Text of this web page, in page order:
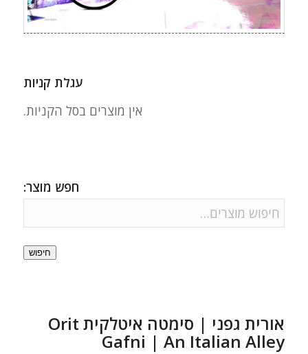
עגלת קניות
אין מוצרים בסל הקניות.
חפש מוצר:
חיפוש
אורית גפני | סימטה איטלקית Orit
Gafni | An Italian Alley